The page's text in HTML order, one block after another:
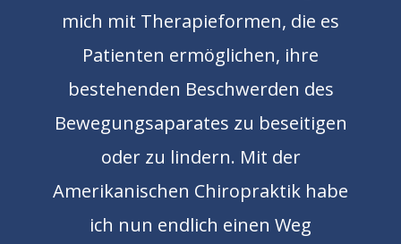
mich mit Therapieformen, die es
Patienten ermöglichen, ihre
bestehenden Beschwerden des
Bewegungsaparates zu beseitigen
oder zu lindern. Mit der
Amerikanischen Chiropraktik habe
ich nun endlich einen Weg